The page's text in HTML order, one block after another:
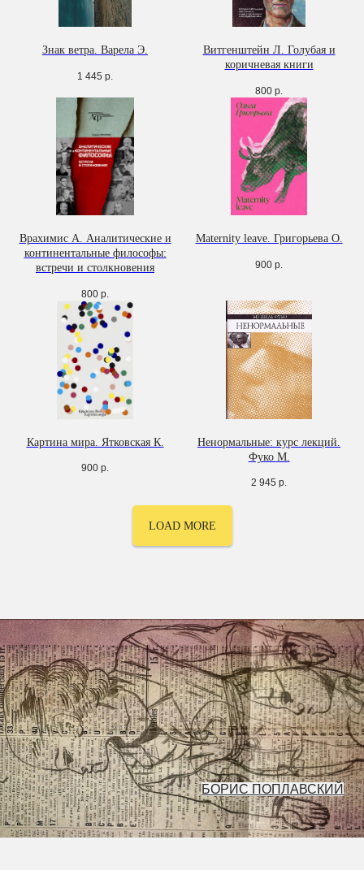
Знак ветра. Варела Э.
1 445 р.
Витгенштейн Л. Голубая и
коричневая книги
800 р.
Врахимис А. Аналитические и
континентальные философы:
встречи и столкновения
800 р.
Maternity leave. Григорьева О.
900 р.
Картина мира. Ятковская К.
900 р.
Ненормальные: курс лекций.
Фуко М.
2 945 р.
LOAD MORE
БОРИС ПОПЛАВСКИЙ